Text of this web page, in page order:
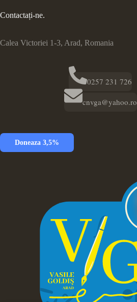
Contactați-ne.
Calea Victoriei 1-3, Arad, Romania
0257 231 726
cnvga@yahoo.ro
Doneaza 3,5%